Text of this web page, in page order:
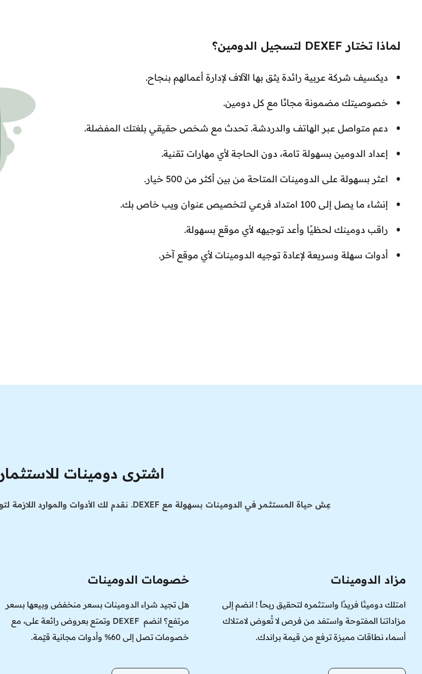
لماذا تختار DEXEF لتسجيل الدومين؟
ديكسيف شركة عربية رائدة يثق بها الآلاف لإدارة أعمالهم بنجاح.
خصوصيتك مضمونة مجانًا مع كل دومين.
دعم متواصل عبر الهاتف والدردشة. تحدث مع شخص حقيقي بلغتك المفضلة.
إعداد الدومين بسهولة تامة، دون الحاجة لأي مهارات تقنية.
اعثر بسهولة على الدومينات المتاحة من بين أكثر من 500 خيار.
إنشاء ما يصل إلى 100 امتداد فرعي لتخصيص عنوان ويب خاص بك.
راقب دومينك لحظيًا وأعد توجيهه لأي موقع بسهولة.
أدوات سهلة وسريعة لإعادة توجيه الدومينات لأي موقع آخر.
اشترى دومينات للاستثمار
عِش حياة المستثمر في الدومينات بسهولة مع DEXEF. نقدم لك الأدوات والموارد اللازمة لتوسيع محفظتك من الدومينات وتحقيق الأرباح.
مزاد الدومينات
امتلك دومينًا فريدًا واستثمره لتحقيق ربحاً ! انضم إلى
مزاداتنا المفتوحة واستفد من فرص لا تُعوض لامتلاك
أسماء نطاقات مميزة ترفع من قيمة براندك.
خصومات الدومينات
هل تجيد شراء الدومينات بسعر منخفض وبيعها بسعر
مرتفع؟ انضم DEXEF وتمتع بعروض رائعة على، مع
خصومات تصل إلى 60% وأدوات مجانية قيّمة.